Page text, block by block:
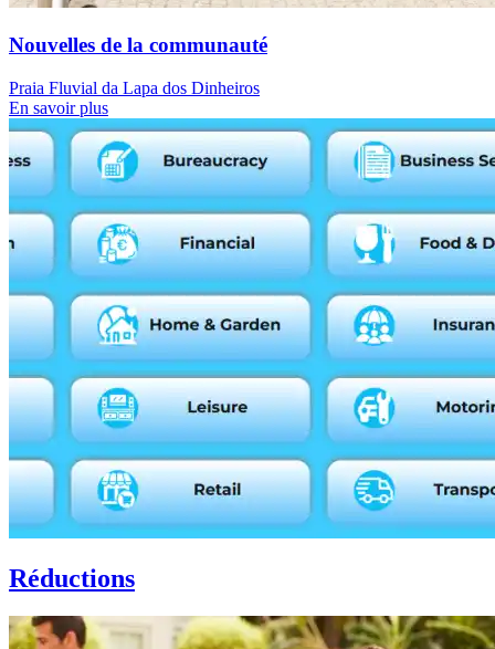
Nouvelles de la communauté
Praia Fluvial da Lapa dos Dinheiros
En savoir plus
Réductions